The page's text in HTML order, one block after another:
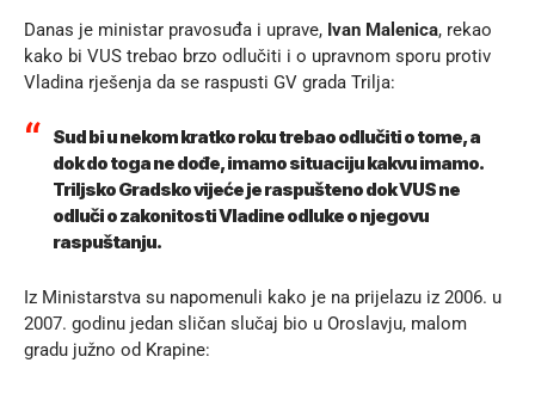
Danas je ministar pravosuđa i uprave, Ivan Malenica, rekao
kako bi VUS trebao brzo odlučiti i o upravnom sporu protiv
Vladina rješenja da se raspusti GV grada Trilja:
Sud bi u nekom kratko roku trebao odlučiti o tome, a
dok do toga ne dođe, imamo situaciju kakvu imamo.
Triljsko Gradsko vijeće je raspušteno dok VUS ne
odluči o zakonitosti Vladine odluke o njegovu
raspuštanju.
Iz Ministarstva su napomenuli kako je na prijelazu iz 2006. u
2007. godinu jedan sličan slučaj bio u Oroslavju, malom
gradu južno od Krapine: